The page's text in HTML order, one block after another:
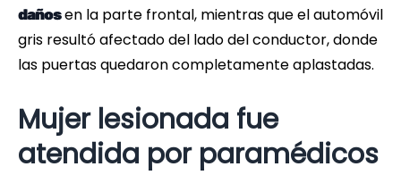
dañosen la parte frontal, mientras que el automóvil
gris resultó afectado del lado del conductor, donde
las puertas quedaron completamente aplastadas.
Mujer lesionada fue
atendida por paramédicos